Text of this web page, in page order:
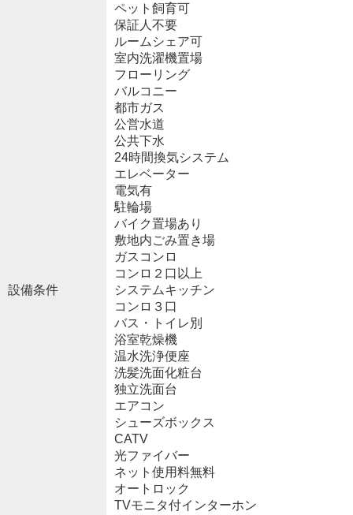
設備条件
ペット飼育可
保証人不要
ルームシェア可
室内洗濯機置場
フローリング
バルコニー
都市ガス
公営水道
公共下水
24時間換気システム
エレベーター
電気有
駐輪場
バイク置場あり
敷地内ごみ置き場
ガスコンロ
コンロ２口以上
システムキッチン
コンロ３口
バス・トイレ別
浴室乾燥機
温水洗浄便座
洗髪洗面化粧台
独立洗面台
エアコン
シューズボックス
CATV
光ファイバー
ネット使用料無料
オートロック
TVモニタ付インターホン